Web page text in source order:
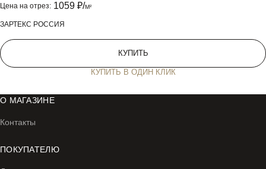
Цена на отрез: 1059 ₽/M²
ЗАРТЕКС РОССИЯ
КУПИТЬ
КУПИТЬ В ОДИН КЛИК
#
О МАГАЗИНЕ
Контакты
ПОКУПАТЕЛЮ